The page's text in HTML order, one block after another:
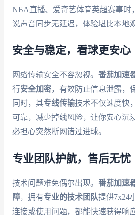
NBA直播、爱奇艺体育英超赛事时
说声音同步无延迟，体验堪比本地
安全与稳定，看球更安心
网络传输安全不容忽视。 番茄加速
行安全加密，有效防止信息泄露，
同时，其专线传输技术不仅速度快
可靠，减少掉线风险，让你安心沉
必担心突然断网错过进球。
专业团队护航，售后无忧
技术问题难免偶尔出现。 番茄加速
障，拥有专业的技术团队提供7x24
连接或使用问题，都能快速获得响